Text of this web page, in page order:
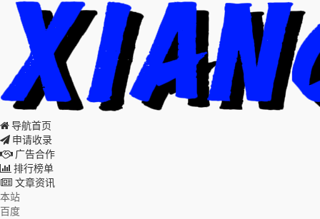
导航首页
申请收录
广告合作
排行榜单
文章资讯
本站
百度